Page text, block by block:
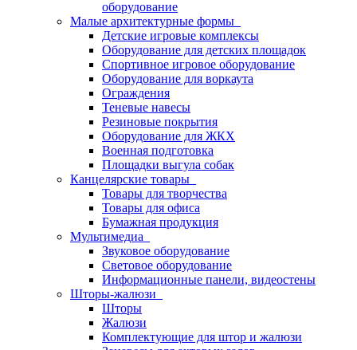
оборудование
Малые архитектурные формы
Детские игровые комплексы
Оборудование для детских площадок
Спортивное игровое оборудование
Оборудование для воркаута
Ограждения
Теневые навесы
Резиновые покрытия
Оборудование для ЖКХ
Военная подготовка
Площадки выгула собак
Канцелярские товары
Товары для творчества
Товары для офиса
Бумажная продукция
Мультимедиа
Звуковое оборудование
Световое оборудование
Информационные панели, видеостены
Шторы-жалюзи
Шторы
Жалюзи
Комплектующие для штор и жалюзи